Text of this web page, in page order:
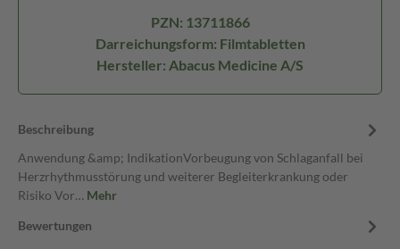
PZN: 13711866
Darreichungsform: Filmtabletten
Hersteller: Abacus Medicine A/S
Beschreibung
Anwendung &amp; IndikationVorbeugung von Schlaganfall bei
Herzrhythmusstörung und weiterer Begleiterkrankung oder
Risiko Vor… Mehr
Bewertungen